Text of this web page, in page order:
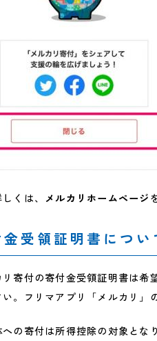
は、 メルカリホームページ
受領証明書につい
リ寄付の寄付金受領証明書は希
い。フリマアプリ「メルカリ」
への寄付は所得控除の対象とな